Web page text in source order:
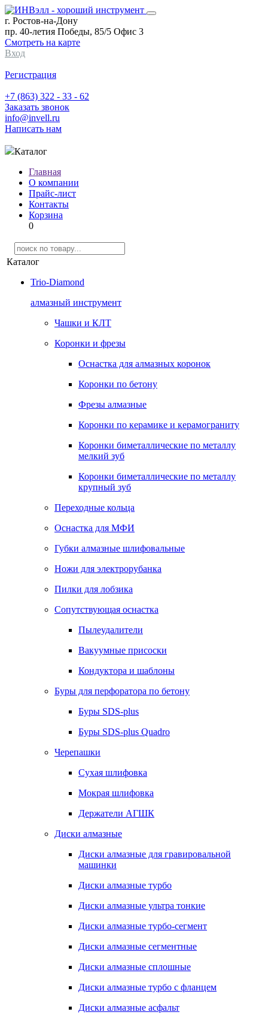
г. Ростов-на-Дону
пр. 40-летия Победы, 85/5 Офис 3
Смотреть на карте
Вход
Регистрация
+7 (863) 322 - 33 - 62
Заказать звонок
info@invell.ru
Написать нам
Каталог
Главная
О компании
Прайс-лист
Контакты
Корзина
0
Каталог
Trio-Diamond
алмазный инструмент
Чашки и КЛТ
Коронки и фрезы
Оснастка для алмазных коронок
Коронки по бетону
Фрезы алмазные
Коронки по керамике и керамограниту
Коронки биметаллические по металлу
мелкий зуб
Коронки биметаллические по металлу
крупный зуб
Переходные кольца
Оснастка для МФИ
Губки алмазные шлифовальные
Ножи для электрорубанка
Пилки для лобзика
Сопутствующая оснастка
Пылеудалители
Вакуумные присоски
Кондуктора и шаблоны
Буры для перфоратора по бетону
Буры SDS-plus
Буры SDS-plus Quadro
Черепашки
Сухая шлифовка
Мокрая шлифовка
Держатели АГШК
Диски алмазные
Диски алмазные для гравировальной
машинки
Диски алмазные турбо
Диски алмазные ультра тонкие
Диски алмазные турбо-сегмент
Диски алмазные сегментные
Диски алмазные сплошные
Диски алмазные турбо с фланцем
Диски алмазные асфальт